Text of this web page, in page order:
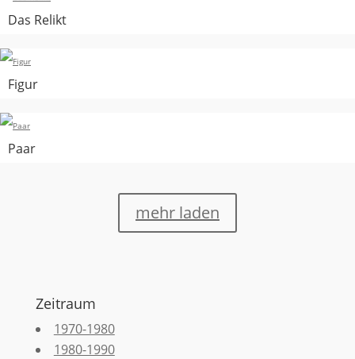
Das Relikt
Figur
Paar
mehr laden
Zeitraum
1970-1980
1980-1990